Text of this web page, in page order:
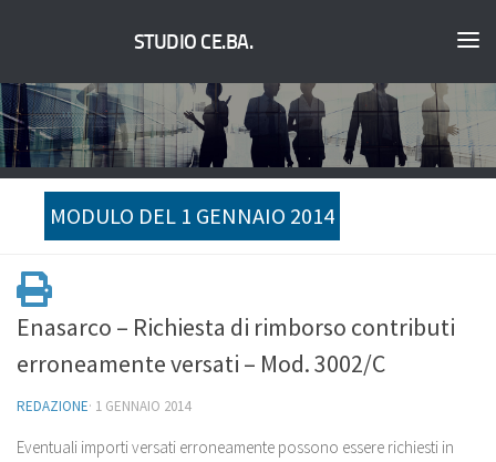
STUDIO CE.BA.
MODULO DEL 1 GENNAIO 2014
Enasarco – Richiesta di rimborso contributi
erroneamente versati – Mod. 3002/C
REDAZIONE· 1 GENNAIO 2014
Eventuali importi versati erroneamente possono essere richiesti in